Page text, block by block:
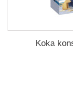
Koka